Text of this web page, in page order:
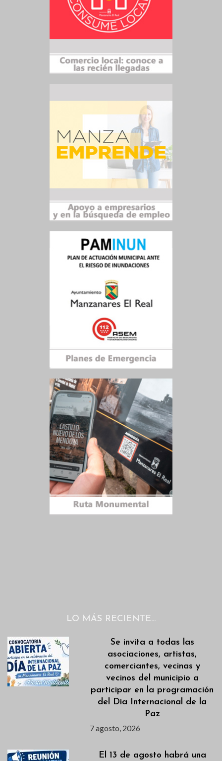
LO MÁS RECIENTE…
Se invita a todas las
asociaciones, artistas,
comerciantes, vecinas y
vecinos del municipio a
participar en la programación
del Día Internacional de la
Paz
7 agosto, 2026
El 13 de agosto habrá una